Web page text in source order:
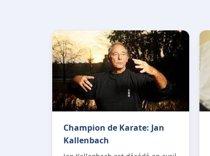
Champion de Karate: Jan
Kallenbach